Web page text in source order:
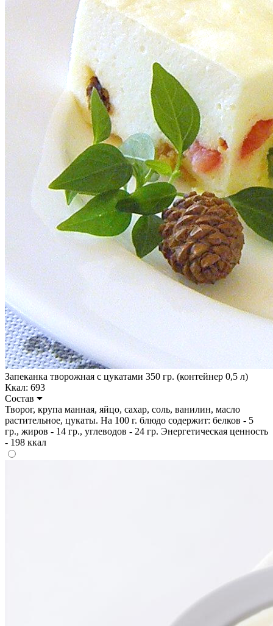
Запеканка творожная с цукатами 350 гр. (контейнер 0,5 л)
Ккал: 693
Состав
Творог, крупа манная, яйцо, сахар, соль, ванилин, масло
растительное, цукаты. На 100 г. блюдо содержит: белков - 5
гр., жиров - 14 гр., углеводов - 24 гр. Энергетическая ценность
- 198 ккал